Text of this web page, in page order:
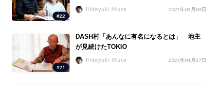
#22
Hideyuki Miura 2021年02月03日
#21
DASH村「あんなに有名になるとは」 地主
が見続けたTOKIO
Hideyuki Miura 2021年01月27日